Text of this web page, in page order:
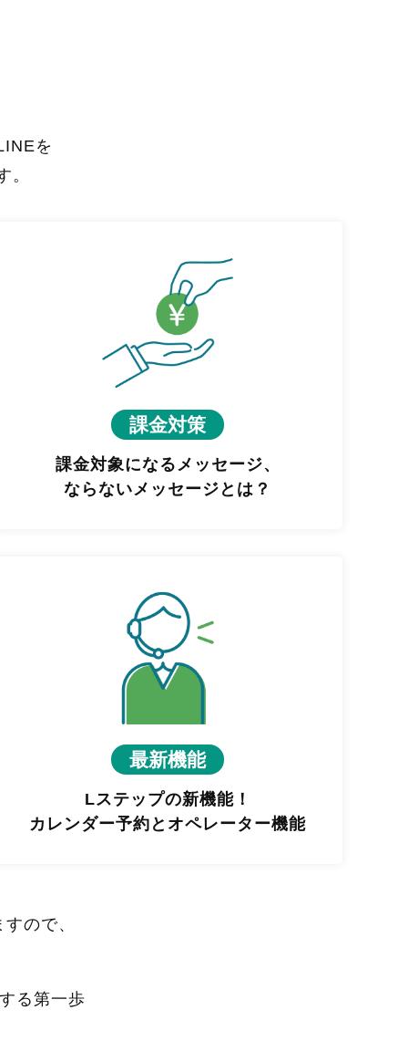
を
。
課金対策
課金対象になるメッセージ、
ならないメッセージとは？
最新機能
Lステップの新機能！
カレンダー予約とオペレーター機能
ので、
る第一歩